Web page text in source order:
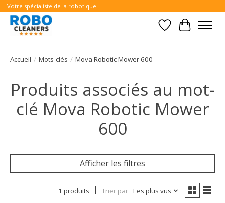
Votre spécialiste de la robotique!
Liste dePanier
Accueil / Mots-clés / Mova Robotic Mower 600
Produits associés au mot-
clé Mova Robotic Mower
600
Afficher les filtres
1 produits Trier par Les plus vus